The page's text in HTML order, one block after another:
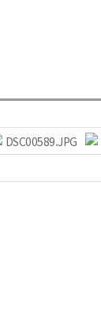
DSC00589.JPG